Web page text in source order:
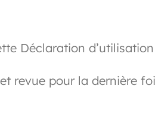
Déclaration
revue pour la dernière